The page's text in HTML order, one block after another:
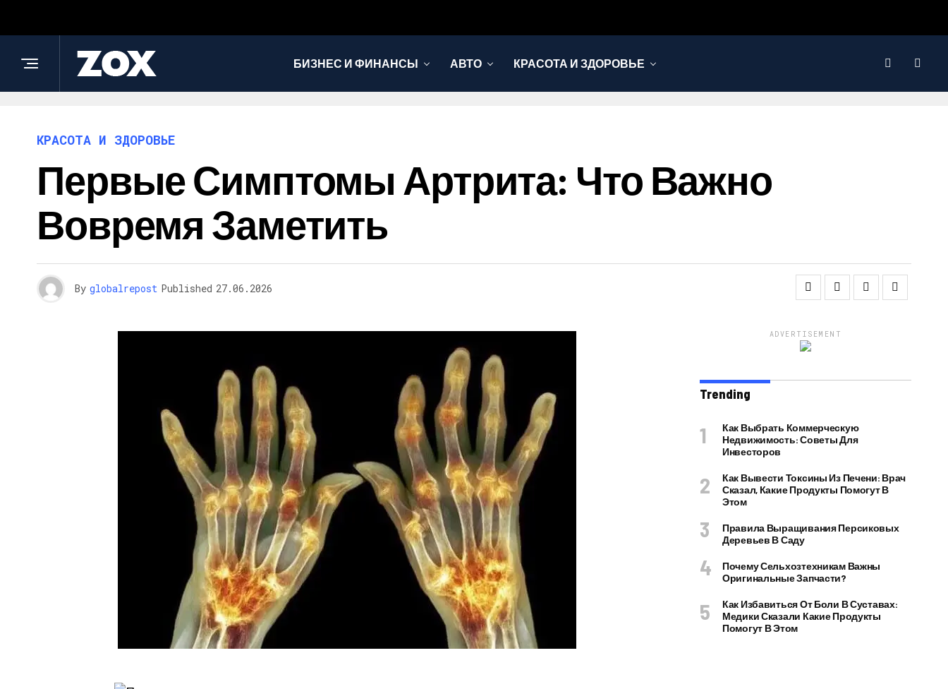
БИЗНЕС И ФИНАНСЫ АВТО КРАСОТА И ЗДОРОВЬЕ
КРАСОТА И ЗДОРОВЬЕ
Первые Симптомы Артрита: Что Важно
Вовремя Заметить
By globalrepost Published 27.06.2026
ADVERTISEMENT
Trending
Как Выбрать Коммерческую
Недвижимость: Советы Для
Инвесторов
Как Вывести Токсины Из Печени: Врач
Сказал, Какие Продукты Помогут В
Этом
Правила Выращивания Персиковых
Деревьев В Саду
Почему Сельхозтехникам Важны
Оригинальные Запчасти?
Как Избавиться От Боли В Суставах:
Медики Сказали Какие Продукты
Помогут В Этом